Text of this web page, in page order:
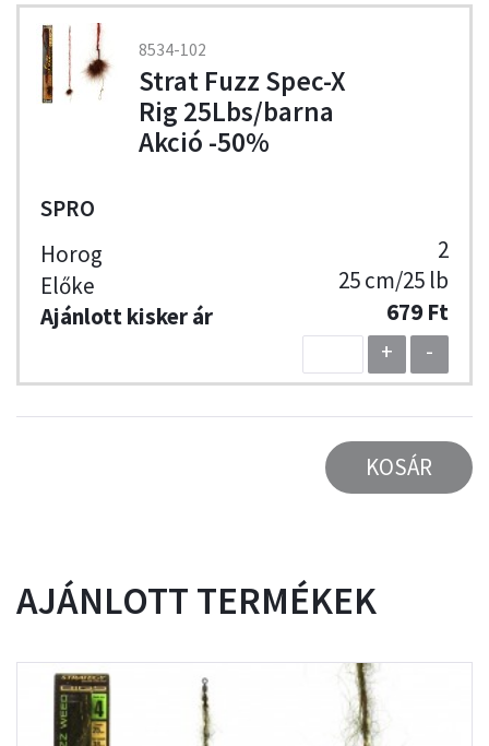
8534-102
Strat Fuzz Spec-X
Rig 25Lbs/barna
Akció -50%
SPRO
2
25 cm/25 lb
679 Ft
+
-
KOSÁR
AJÁNLOTT TERMÉKEK